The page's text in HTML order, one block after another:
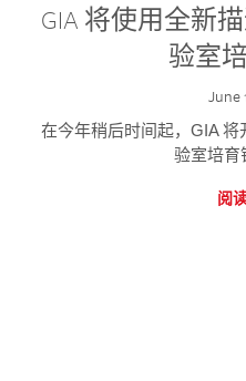
GIA 将使用全新
验室
June
在今年稍后时间起，GIA
验室培育
阅